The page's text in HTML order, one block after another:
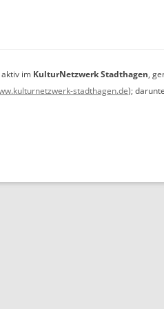
im KulturNetzwerk Stadthagen,
stadthagen.de);